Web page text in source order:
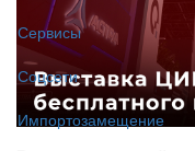
Сервисы
Соцсети
Импортозамещение